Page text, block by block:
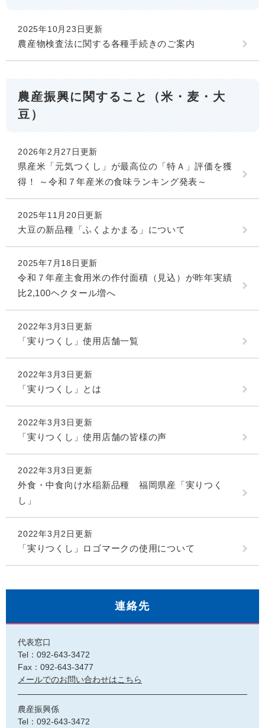
2025年10月23日更新
農産物検査法に関する各種手続きのご案内
農産振興に関すること（米・麦・大
豆）
2026年2月27日更新
県産米「元気つくし」が最高位の「特Ａ」評価を獲
得！ ～令和７年産米の食味ランキング発表～
2025年11月20日更新
大豆の新品種「ふくよかまる」について
2025年7月18日更新
令和７年産主食用米の作付面積（見込）が昨年実績
比2,100ヘクタール増へ
2022年3月3日更新
「実りつくし」使用店舗一覧
2022年3月3日更新
「実りつくし」とは
2022年3月3日更新
「実りつくし」使用店舗の皆様の声
2022年3月3日更新
外食・中食向け水稲新品種 福岡県産「実りつく
し」
2022年3月2日更新
「実りつくし」ロゴマークの使用について
連絡先
代表窓口
Tel：092-643-3472
Fax：092-643-3477
メールでのお問い合わせはこちら
農産振興係
Tel：092-643-3472